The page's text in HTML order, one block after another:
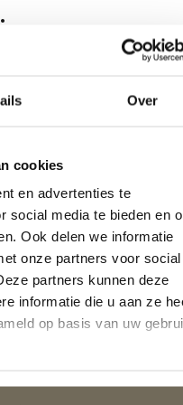
Over
cookies
en advertenties te
social media te bieden en
Ook delen we informatie
onze partners voor social
partners kunnen deze
informatie die u aan ze
op basis van uw
Silvana Royale Oranje
€ 149,95